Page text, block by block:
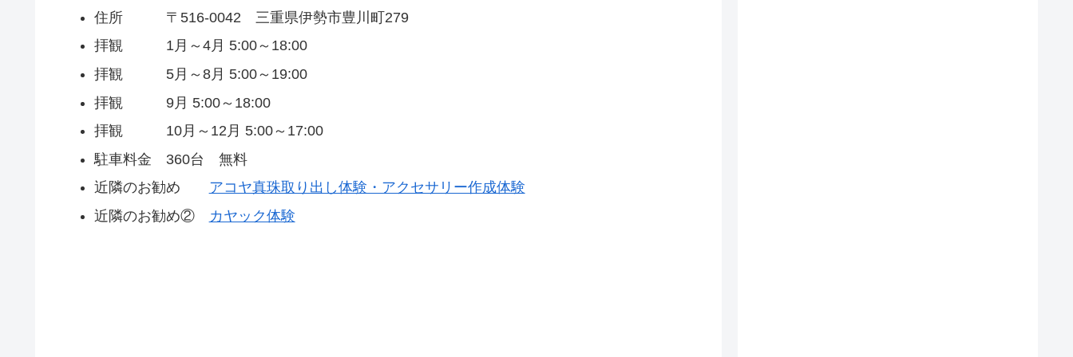
住所 〒516-0042 三重県伊勢市豊川町279
拝観 1月～4月 5:00～18:00
拝観 5月～8月 5:00～19:00
拝観 9月 5:00～18:00
拝観 10月～12月 5:00～17:00
駐車料金 360台 無料
近隣のお勧め アコヤ真珠取り出し体験・アクセサリー作成体験
近隣のお勧め②
カヤック体験